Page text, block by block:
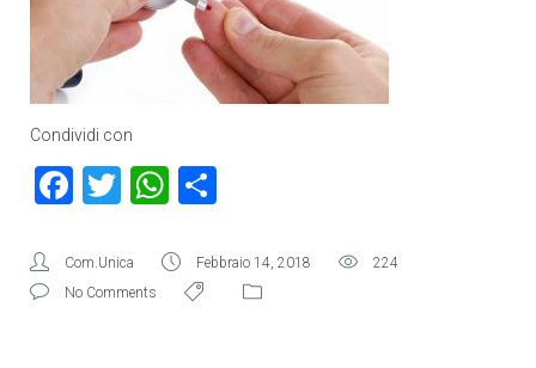
Condividi con
Facebook
TwitterWhatsApp
Com.Unica Febbraio 14, 2018
224
No Comments